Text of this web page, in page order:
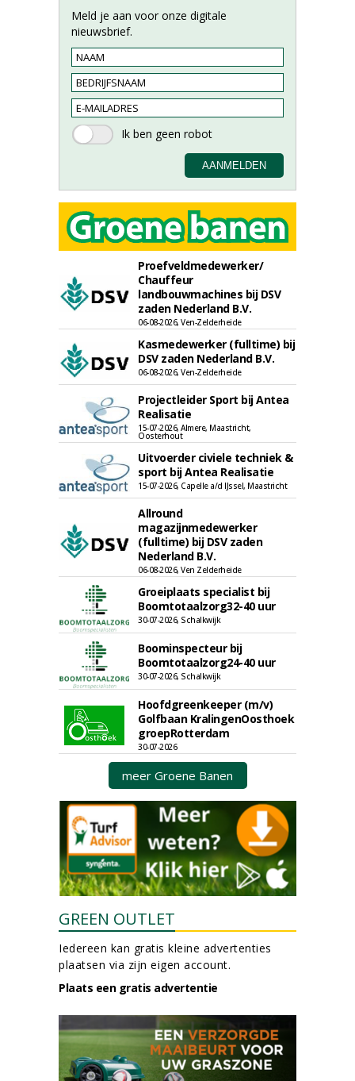
Meld je aan voor onze digitale
nieuwsbrief.
Proefveldmedewerker/
Chauffeur
landbouwmachines bij DSV
zaden Nederland B.V.
06-08-2026, Ven-Zelderheide
Kasmedewerker (fulltime) bij
DSV zaden Nederland B.V.
06-08-2026, Ven-Zelderheide
Projectleider Sport bij Antea
Realisatie
15-07-2026, Almere, Maastricht,
Oosterhout
Uitvoerder civiele techniek &
sport bij Antea Realisatie
15-07-2026, Capelle a/d IJssel, Maastricht
Allround
magazijnmedewerker
(fulltime) bij DSV zaden
Nederland B.V.
06-08-2026, Ven Zelderheide
Groeiplaats specialist bij
Boomtotaalzorg32-40 uur
30-07-2026, Schalkwijk
Boominspecteur bij
Boomtotaalzorg24-40 uur
30-07-2026, Schalkwijk
Hoofdgreenkeeper (m/v)
Golfbaan KralingenOosthoek
groepRotterdam
30-07-2026
meer Groene Banen
GREEN OUTLET
Iedereen kan gratis kleine advertenties
plaatsen via zijn eigen account.
Plaats een gratis advertentie